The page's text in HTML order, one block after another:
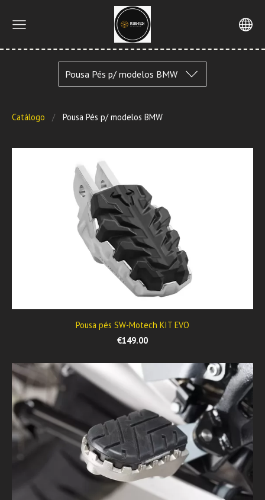
Pousa Pés p/ modelos BMW
Catálogo Pousa Pés p/ modelos BMW
Pousa pés SW-Motech KIT EVO
€149.00